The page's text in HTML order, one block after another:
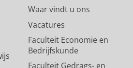
Waar vindt u ons
Vacatures
Faculteit Economie en
Bedrijfskunde
Faculteit Gedrags- en